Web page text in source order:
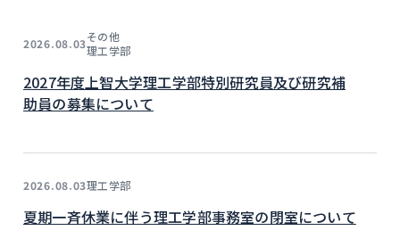
2026.08.03その他
理工学部
2027年度上智大学理工学部特別研究員及び研究補
助員の募集について
2026.08.03理工学部
夏期一斉休業に伴う理工学部事務室の閉室について